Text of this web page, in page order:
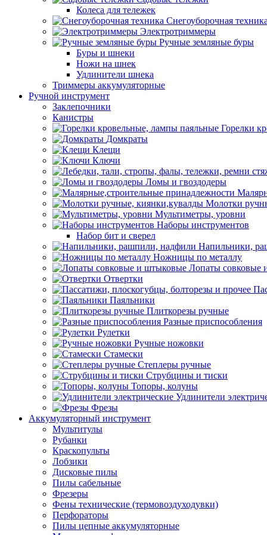
Колеса для тележек
Снегоуборочная
Электротриммеры
Ручные земляные буры
Буры и шнеки
Ножи на шнек
Удлинители шнека
Триммеры аккумуляторные
Ручной инструмент
Заклепочники
Канистры
Горелки
Домкраты
Клещи
Ключи
Ломы и гвоздодеры
Молотки
Мультиметры, уровни
Наборы инструментов
Набор бит и сверел
Напильники,
Ножницы по металлу
Лопаты совковые
Отвертки
Паяльники
Плиткорезы ручные
Разные приспособления
Рулетки
Ручные ножовки
Стамески
Степлеры ручные
Струбцины и тиски
Топоры, колуны
Удлинители
Фрезы
Аккумуляторный инструмент
Мультитулы
Рубанки
Краскопульты
Лобзики
Дисковые пилы
Пилы сабельные
Фрезеры
Фены технические (термовоздуходувки)
Перфораторы
Пилы цепные аккумуляторные